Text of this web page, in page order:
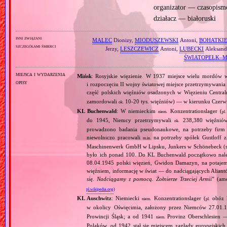
organizator —
działacz — białoruski
inni związani
szczegółami śmierci
MALECDionizy, MIODUSZEWSKIAntoni,
Jerzy,LESZCZEWICZ Antoni,LUBECKI
miejsca i wydarzenia
opisy
Mińsk: Rosyjskie więzienie. W 1937 miejsce wielu mordów
i rozpoczęciu II wojny światowej miejsce
część polskich więźniów osadzonych w Więzieniu
zamordowaliok. 10‐20 tys. więźniów) — w kierunku
KL Buchenwald : W niemieckimniem. Konzentrationslager (pl.
do 1945, Niemcy przetrzymywaliok.
238,380
prowadzono badania pseudonaukowe, na potrzeby
niewolniczo pracowali
m.in. na potrzeby spółek Gustloff
Maschinenwerk GmbH w Lipsku, Junkers w Schönebeck
było ich ponad 100. Do KL Buchenwald początkowo
08.04.1945 polski więzień, Gwidon Damazyn, na
więźniem, informację w świat — do nadciągających
się. Nadciągamy z pomocą. Żołnierze Trzeciej Armii”
pl.wikipedia.org)
KL Auschwitz: Niemieckiniem. Konzentrationslager (pl. obóz
w okolicy Oświęcimia, założony przez Niemców
Prowincji Śląsk; a od 1941
niem. Provinz Oberschlesien
Polaków, od 1942 stał się miejscem zagłady